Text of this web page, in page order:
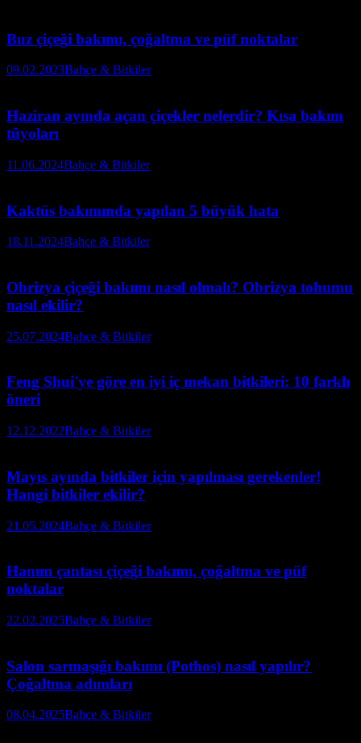
Buz çiçeği bakımı, çoğaltma ve püf noktalar
09.02.2023Bahçe & Bitkiler
Haziran ayında açan çiçekler nelerdir? Kısa bakım
tüyoları
11.06.2024Bahçe & Bitkiler
Kaktüs bakımında yapılan 5 büyük hata
18.11.2024Bahçe & Bitkiler
Obrizya çiçeği bakımı nasıl olmalı? Obrizya tohumu
nasıl ekilir?
25.07.2024Bahçe & Bitkiler
Feng Shui'ye göre en iyi iç mekan bitkileri: 10 farklı
öneri
12.12.2022Bahçe & Bitkiler
Mayıs ayında bitkiler için yapılması gerekenler!
Hangi bitkiler ekilir?
21.05.2024Bahçe & Bitkiler
Hanım çantası çiçeği bakımı, çoğaltma ve püf
noktalar
22.02.2025Bahçe & Bitkiler
Salon sarmaşığı bakımı (Pothos) nasıl yapılır?
Çoğaltma adımları
08.04.2025Bahçe & Bitkiler